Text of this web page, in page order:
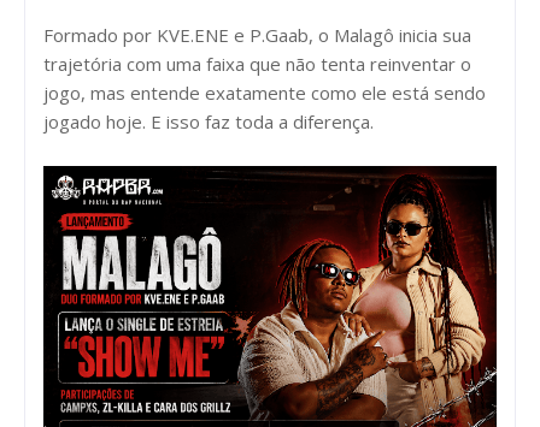
Formado por KVE.ENE e P.Gaab, o Malagô inicia sua
trajetória com uma faixa que não tenta reinventar o
jogo, mas entende exatamente como ele está sendo
jogado hoje. E isso faz toda a diferença.